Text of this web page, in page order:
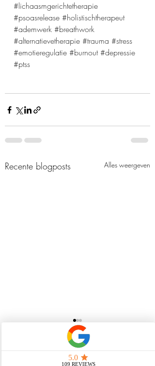
#lichaasmgerichtetherapie
#psoasrelease #holistischtherapeut
#ademwerk #breathwork
#alternatievetherapie #trauma #stress
#emotieregulatie #burnout #depressie
#ptss
Recente blogposts Alles weergeven